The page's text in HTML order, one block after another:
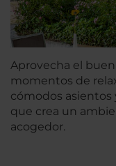
Aprovecha el
momentos de
cómodos asientos
que crea un
acogedor.